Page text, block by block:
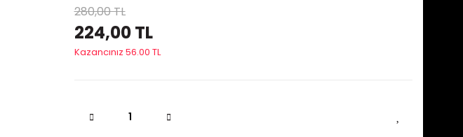
280,00 TL
224,00 TL
Kazancınız 56.00 TL